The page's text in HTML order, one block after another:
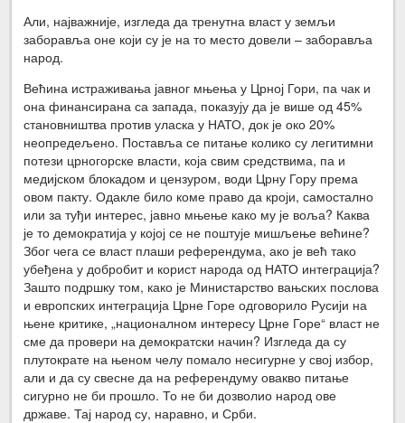
Али, најважније, изгледа да тренутна власт у земљи
заборавља оне који су је на то место довели – заборавља
народ.
Већина истраживања јавног мњења у Црној Гори, па чак и
она финансирана са запада, показују да је више од 45%
становништва против уласка у НАТО, док је око 20%
неопредељено. Поставља се питање колико су легитимни
потези црногорске власти, која свим средствима, па и
медијском блокадом и цензуром, води Црну Гору према
овом пакту. Одакле било коме право да кроји, самостално
или за туђи интерес, јавно мњење како му је воља? Каква
је то демократија у којој се не поштује мишљење већине?
Због чега се власт плаши референдума, ако је већ тако
убеђена у добробит и корист народа од НАТО интеграција?
Зашто подршку том, како је Министарство вањских послова
и европских интеграција Црне Горе одговорило Русији на
њене критике, „националном интересу Црне Горе“ власт не
сме да провери на демократски начин? Изгледа да су
плутократе на њеном челу помало несигурне у свој избор,
али и да су свесне да на референдуму овакво питање
сигурно не би прошло. То не би дозволио народ ове
државе. Тај народ су, наравно, и Срби.